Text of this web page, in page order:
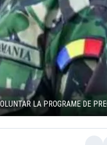
LA PROGRAME DE